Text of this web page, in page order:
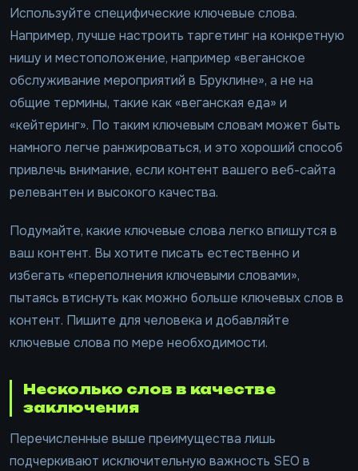
Используйте специфические ключевые слова.
Например, лучше настроить таргетинг на конкретную
нишу и местоположение, например «веганское
обслуживание мероприятий в Бруклине», а не на
общие термины, такие как «веганская еда» и
«кейтеринг». По таким ключевым словам может быть
намного легче ранжироваться, и это хороший способ
привлечь внимание, если контент вашего веб-сайта
релевантен и высокого качества.
Подумайте, какие ключевые слова легко впишутся в
ваш контент. Вы хотите писать естественно и
избегать «переполнения ключевыми словами»,
пытаясь втиснуть как можно больше ключевых слов в
контент. Пишите для человека и добавляйте
ключевые слова по мере необходимости.
Несколько слов в качестве
заключения
Перечисленные выше преимущества лишь
подчеркивают исключительную важность SEO в